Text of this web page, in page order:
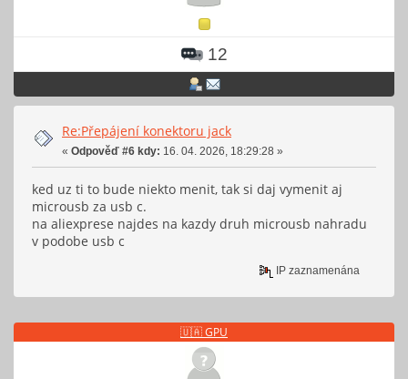
12
Re:Přepájení konektoru jack
« Odpověď #6 kdy: 16. 04. 2026, 18:29:28 »
ked uz ti to bude niekto menit, tak si daj vymenit aj
microusb za usb c.
na aliexprese najdes na kazdy druh microusb nahradu
v podobe usb c
IP zaznamenána
🇺🇦 GPU